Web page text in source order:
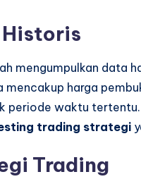
Historis
mengumpulkan data
mencakup harga
periode waktu
trading strategi
Trading